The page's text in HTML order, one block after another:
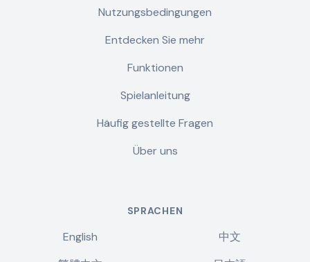
Nutzungsbedingungen
Entdecken Sie mehr
Funktionen
Spielanleitung
Häufig gestellte Fragen
Über uns
SPRACHEN
English
中文